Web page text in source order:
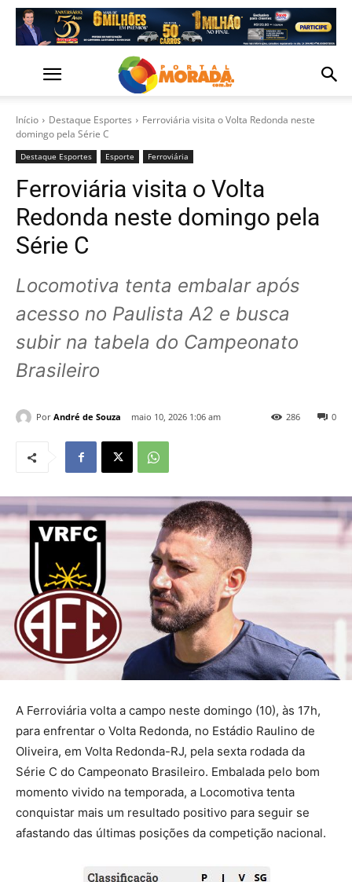
Início Destaque Esportes
Ferroviária visita o Volta Redonda neste
domingo pela Série C
Destaque Esportes Esporte Ferroviária
Ferroviária visita o Volta
Redonda neste domingo pela
Série C
Locomotiva tenta embalar após
acesso no Paulista A2 e busca
subir na tabela do Campeonato
Brasileiro
Por André de Souza maio 10, 2026 1:06 am 0
286
A Ferroviária volta a campo neste domingo (10), às 17h,
para enfrentar o Volta Redonda, no Estádio Raulino de
Oliveira, em Volta Redonda-RJ, pela sexta rodada da
Série C do Campeonato Brasileiro. Embalada pelo bom
momento vivido na temporada, a Locomotiva tenta
conquistar mais um resultado positivo para seguir se
afastando das últimas posições da competição nacional.